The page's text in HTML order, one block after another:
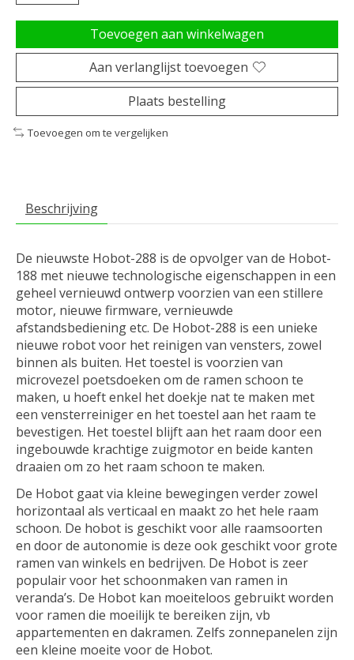
Toevoegen aan winkelwagen
Aan verlanglijst toevoegen
Plaats bestelling
Toevoegen om te vergelijken
Beschrijving
De nieuwste Hobot-288 is de opvolger van de Hobot-
188 met nieuwe technologische eigenschappen in een
geheel vernieuwd ontwerp voorzien van een stillere
motor, nieuwe firmware, vernieuwde
afstandsbediening etc. De Hobot-288 is een unieke
nieuwe robot voor het reinigen van vensters, zowel
binnen als buiten. Het toestel is voorzien van
microvezel poetsdoeken om de ramen schoon te
maken, u hoeft enkel het doekje nat te maken met
een vensterreiniger en het toestel aan het raam te
bevestigen. Het toestel blijft aan het raam door een
ingebouwde krachtige zuigmotor en beide kanten
draaien om zo het raam schoon te maken.
De Hobot gaat via kleine bewegingen verder zowel
horizontaal als verticaal en maakt zo het hele raam
schoon. De hobot is geschikt voor alle raamsoorten
en door de autonomie is deze ook geschikt voor grote
ramen van winkels en bedrijven. De Hobot is zeer
populair voor het schoonmaken van ramen in
veranda’s. De Hobot kan moeiteloos gebruikt worden
voor ramen die moeilijk te bereiken zijn, vb
appartementen en dakramen. Zelfs zonnepanelen zijn
een kleine moeite voor de Hobot.